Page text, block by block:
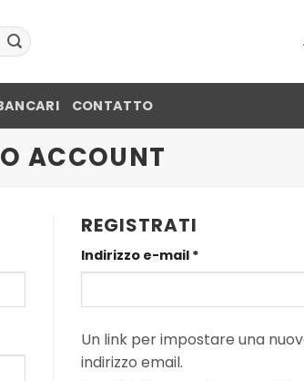
CONTATTO
ACCOUNT
REGISTRATI
Indirizzo e-mail *
Un link per impostare una
indirizzo email.